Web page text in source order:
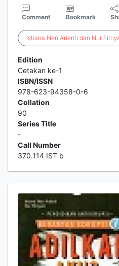
Comment Bookmark
Istiana Nen Arienti dan Nur
Edition
Cetakan ke-1
ISBN/ISSN
978-623-94358-0-6
Collation
90
Series Title
-
Call Number
370.114 IST b